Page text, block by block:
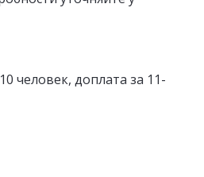
человек, доплата за 11-